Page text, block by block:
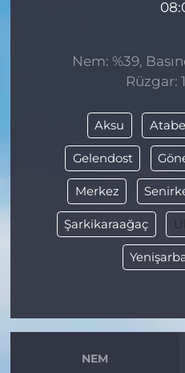
Nem: %39,
Rüzgar:
Aksu
Gelendost
Merkez
Şarkikaraağaç
NEM